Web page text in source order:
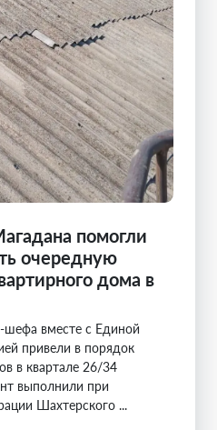
помогли
очередную
дома в
шефа вместе с Единой
привели в порядок
в квартале 26/34
выполнили при
Шахтерского ...